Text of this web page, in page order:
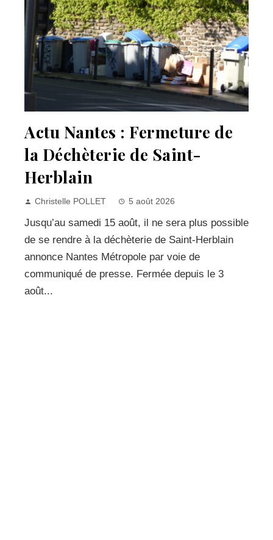
Actu Nantes : Fermeture de
la Déchèterie de Saint-
Herblain
Christelle POLLET 5 août 2026
Jusqu’au samedi 15 août, il ne sera plus possible
de se rendre à la déchèterie de Saint-Herblain
annonce Nantes Métropole par voie de
communiqué de presse. Fermée depuis le 3
août...